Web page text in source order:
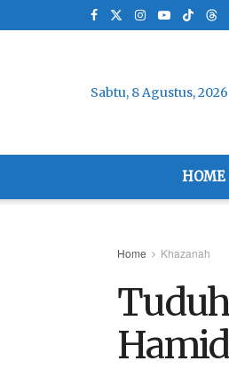
Sabtu, 8 Agustus, 2026
HOME
Home Khazanah